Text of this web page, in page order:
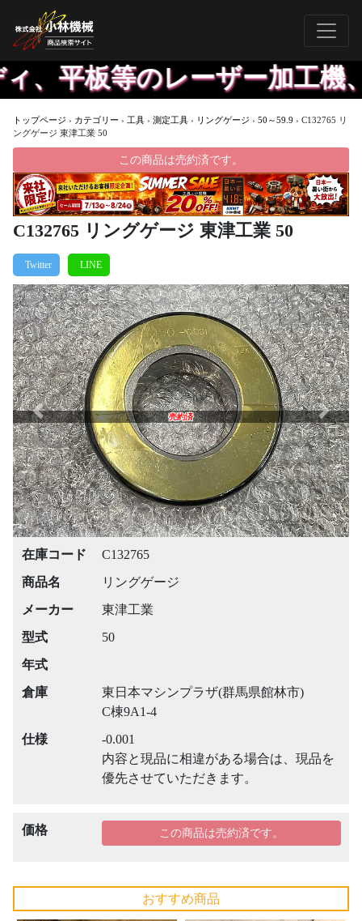
等のレーザー加工機、
トップページ › カテゴリー › 工具 › 測定工具 › リングゲージ › 50～59.9 › C132765 リ
ングゲージ 東津工業 50
この商品は売約済です。
C132765 リングゲージ 東津工業 50
売約済
Previous Next
在庫コード
C132765
商品名
リングゲージ
メーカー
東津工業
型式
50
年式
倉庫
東日本マシンプラザ(群馬県館林市)
C棟9A1-4
仕様
-0.001
内容と現品に相違がある場合は、現品を
優先させていただきます。
価格 この商品は売約済です。
おすすめ商品